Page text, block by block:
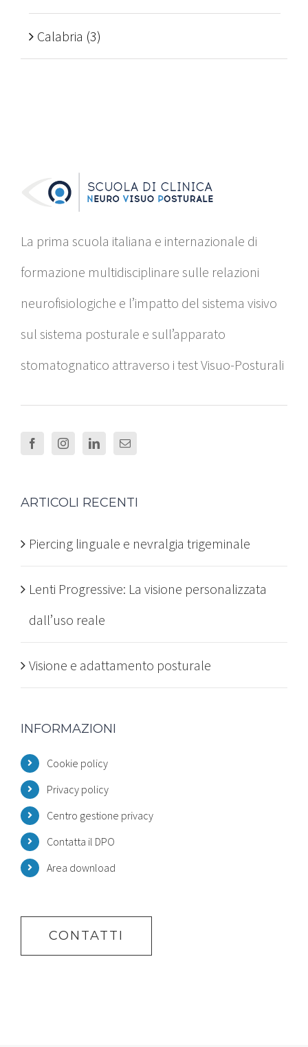
Calabria (3)
La prima scuola italiana e internazionale di
formazione multidisciplinare sulle relazioni
neurofisiologiche e l’impatto del sistema visivo
sul sistema posturale e sull’apparato
stomatognatico attraverso i test Visuo-Posturali
ARTICOLI RECENTI
Piercing linguale e nevralgia trigeminale
Lenti Progressive: La visione personalizzata
dall’uso reale
Visione e adattamento posturale
INFORMAZIONI
Cookie policy
Privacy policy
Centro gestione privacy
Contatta il DPO
Area download
CONTATTI